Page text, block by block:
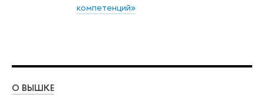
компетенций»
О ВЫШКЕ